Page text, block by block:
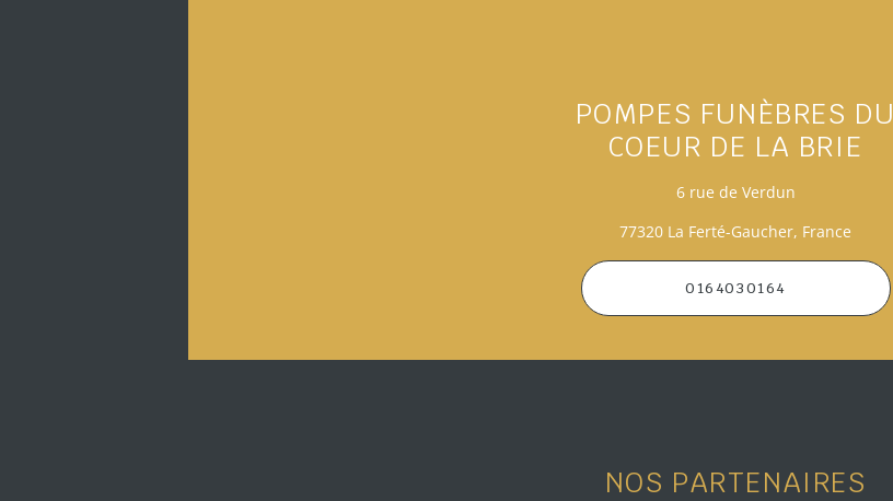
POMPES FUNÈBRES DU
COEUR DE LA BRIE
6 rue de Verdun
77320 La Ferté-Gaucher, France
0164030164
NOS PARTENAIRES